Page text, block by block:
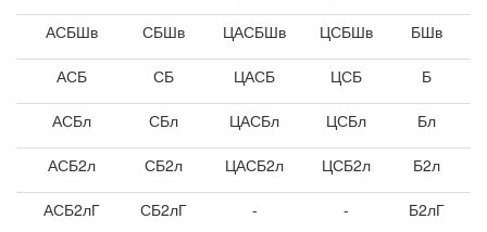
АСБШв СБШв ЦАСБШв ЦСБШв БШв
АСБ СБ ЦАСБ ЦСБ Б
АСБл СБл ЦАСБл ЦСБл Бл
АСБ2л СБ2л ЦАСБ2л ЦСБ2л Б2л
АСБ2лГ СБ2лГ - - Б2лГ